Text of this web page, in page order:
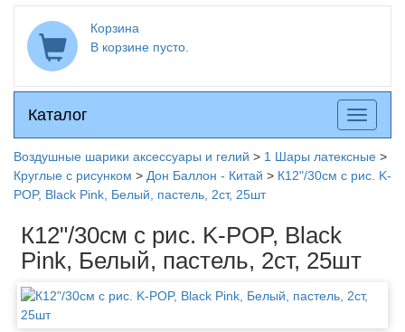
Корзина
В корзине пусто.
Каталог
Каталог
меню
Воздушные шарики аксессуары и гелий > 1 Шары латексные >
Круглые с рисунком > Дон Баллон - Китай > К12"/30см с рис. K-
POP, Black Pink, Белый, пастель, 2ст, 25шт
К12"/30см с рис. K-POP, Black
Pink, Белый, пастель, 2ст, 25шт